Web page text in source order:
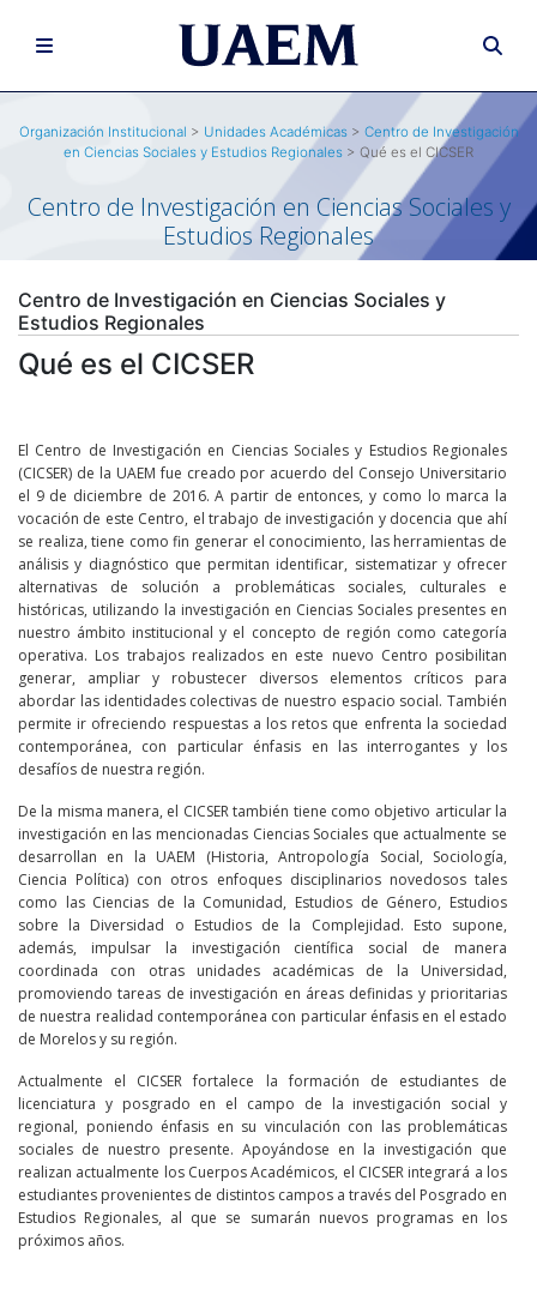
Organización Institucional > Unidades Académicas> Centro de Investigación
en Ciencias Sociales y Estudios Regionales > Qué es el CICSER
Centro de Investigación en Ciencias Sociales y
Estudios Regionales
Centro de Investigación en Ciencias Sociales y
Estudios Regionales
Qué es el CICSER
El Centro de Investigación en Ciencias Sociales y Estudios Regionales
(CICSER) de la UAEM fue creado por acuerdo del Consejo Universitario
el 9 de diciembre de 2016. A partir de entonces, y como lo marca la
vocación de este Centro, el trabajo de investigación y docencia que ahí
se realiza, tiene como fin generar el conocimiento, las herramientas de
análisis y diagnóstico que permitan identificar, sistematizar y ofrecer
alternativas de solución a problemáticas sociales, culturales e
históricas, utilizando la investigación en Ciencias Sociales presentes en
nuestro ámbito institucional y el concepto de región como categoría
operativa. Los trabajos realizados en este nuevo Centro posibilitan
generar, ampliar y robustecer diversos elementos críticos para
abordar las identidades colectivas de nuestro espacio social. También
permite ir ofreciendo respuestas a los retos que enfrenta la sociedad
contemporánea, con particular énfasis en las interrogantes y los
desafíos de nuestra región.
De la misma manera, el CICSER también tiene como objetivo articular la
investigación en las mencionadas Ciencias Sociales que actualmente se
desarrollan en la UAEM (Historia, Antropología Social, Sociología,
Ciencia Política) con otros enfoques disciplinarios novedosos tales
como las Ciencias de la Comunidad, Estudios de Género, Estudios
sobre la Diversidad o Estudios de la Complejidad. Esto supone,
además, impulsar la investigación científica social de manera
coordinada con otras unidades académicas de la Universidad,
promoviendo tareas de investigación en áreas definidas y prioritarias
de nuestra realidad contemporánea con particular énfasis en el estado
de Morelos y su región.
Actualmente el CICSER fortalece la formación de estudiantes de
licenciatura y posgrado en el campo de la investigación social y
regional, poniendo énfasis en su vinculación con las problemáticas
sociales de nuestro presente. Apoyándose en la investigación que
realizan actualmente los Cuerpos Académicos, el CICSER integrará a los
estudiantes provenientes de distintos campos a través del Posgrado en
Estudios Regionales, al que se sumarán nuevos programas en los
próximos años.